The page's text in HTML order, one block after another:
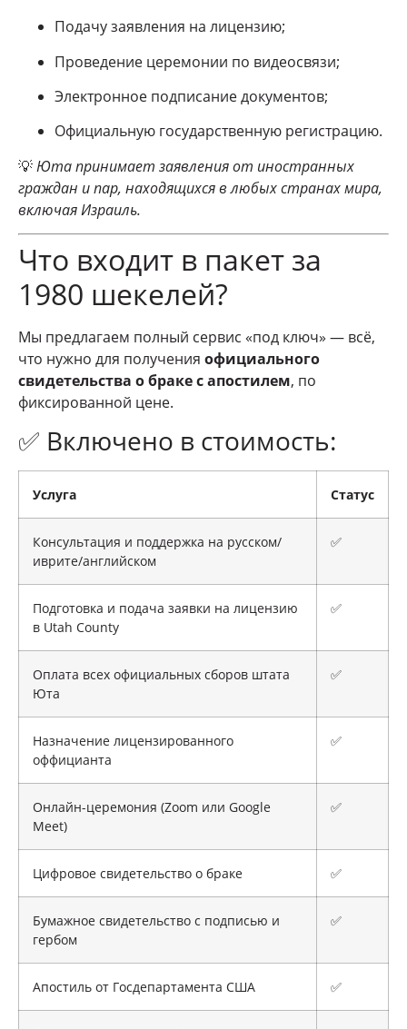
Подачу заявления на лицензию;
Проведение церемонии по видеосвязи;
Электронное подписание документов;
Официальную государственную регистрацию.
💡Юта принимает заявления от иностранных
граждан и пар, находящихся в любых странах мира,
включая Израиль.
Что входит в пакет за
1980 шекелей?
Мы предлагаем полный сервис «под ключ» — всё,
что нужно для получения официального
свидетельства о браке с апостилем, по
фиксированной цене.
✅ Включено в стоимость:
Услуга Статус
Консультация и поддержка на русском/
иврите/английском
✅
Подготовка и подача заявки на лицензию
в Utah County
✅
Оплата всех официальных сборов штата
Юта
✅
Назначение лицензированного
оффицианта
✅
Онлайн-церемония (Zoom или Google
Meet)
✅
Цифровое свидетельство о браке ✅
Бумажное свидетельство с подписью и
гербом
✅
Апостиль от Госдепартамента США ✅